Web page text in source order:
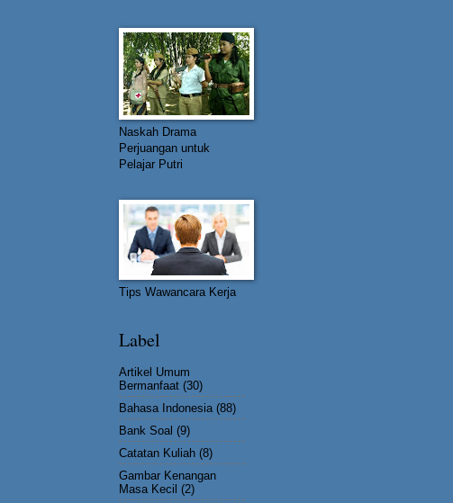
Naskah Drama
Perjuangan untuk
Pelajar Putri
Tips Wawancara Kerja
Label
Artikel Umum
Bermanfaat (30)
Bahasa Indonesia (88)
Bank Soal (9)
Catatan Kuliah (8)
Gambar Kenangan
Masa Kecil (2)